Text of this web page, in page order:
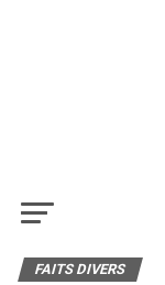
FAITS DIVERS